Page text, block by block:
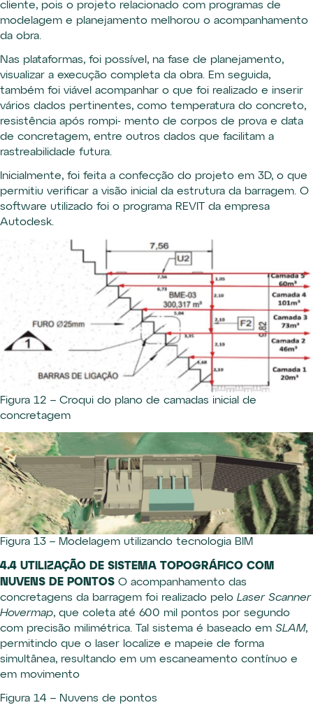
cliente, pois o projeto relacionado com programas de
modelagem e planejamento melhorou o acompanhamento
da obra.
Nas plataformas, foi possível, na fase de planejamento,
visualizar a execução completa da obra. Em seguida,
também foi viável acompanhar o que foi realizado e inserir
vários dados pertinentes, como temperatura do concreto,
resistência após rompi- mento de corpos de prova e data
de concretagem, entre outros dados que facilitam a
rastreabilidade futura.
Inicialmente, foi feita a confecção do projeto em 3D, o que
permitiu verificar a visão inicial da estrutura da barragem. O
software utilizado foi o programa REVIT da empresa
Autodesk.
Figura 12 – Croqui do plano de camadas inicial de
concretagem
Figura 13 – Modelagem utilizando tecnologia BIM
4.4 UTILIZAÇÃO DE SISTEMA TOPOGRÁFICO COM
NUVENS DE PONTOS O acompanhamento das
concretagens da barragem foi realizado pelo Laser Scanner
Hovermap, que coleta até 600 mil pontos por segundo
com precisão milimétrica. Tal sistema é baseado em SLAM,
permitindo que o laser localize e mapeie de forma
simultânea, resultando em um escaneamento contínuo e
em movimento
Figura 14 – Nuvens de pontos